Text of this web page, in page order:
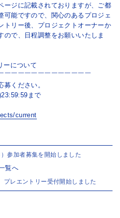
ージに記載されておりますが、ご都
可能ですので、関心のあるプロジェ
トリー後、プロジェクトオーナーか
ので、日程調整をお願いいたしま
ーについて
￣￣￣￣￣￣￣￣￣￣￣￣￣
ください。
まで
current
参加者募集を開始しました
覧へ
レエントリー受付開始しました